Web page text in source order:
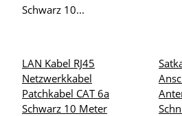
LAN Kabel RJ45
Netzwerkkabel
Patchkabel CAT 6a
Schwarz 10 Meter